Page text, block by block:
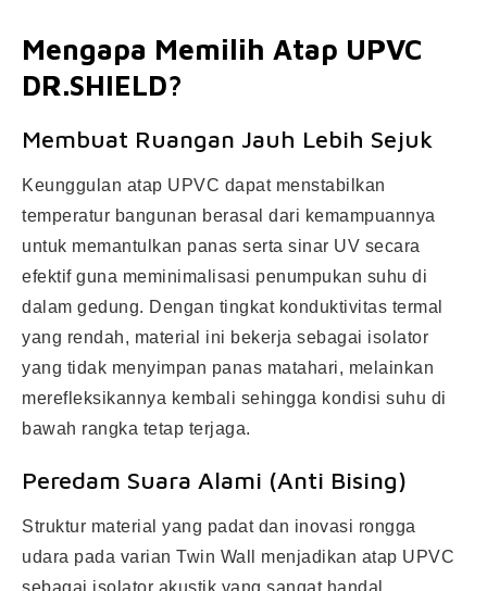
Mengapa Memilih Atap UPVC
DR.SHIELD?
Membuat Ruangan Jauh Lebih Sejuk
Keunggulan atap UPVC dapat menstabilkan
temperatur bangunan berasal dari kemampuannya
untuk memantulkan panas serta sinar UV secara
efektif guna meminimalisasi penumpukan suhu di
dalam gedung. Dengan tingkat konduktivitas termal
yang rendah, material ini bekerja sebagai isolator
yang tidak menyimpan panas matahari, melainkan
merefleksikannya kembali sehingga kondisi suhu di
bawah rangka tetap terjaga.
Peredam Suara Alami (Anti Bising)
Struktur material yang padat dan inovasi rongga
udara pada varian Twin Wall menjadikan atap UPVC